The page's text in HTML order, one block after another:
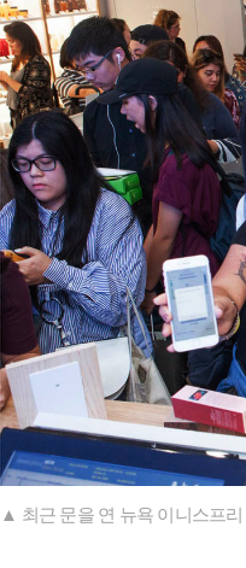
▲ 최근 문을 연 뉴욕 이니스프